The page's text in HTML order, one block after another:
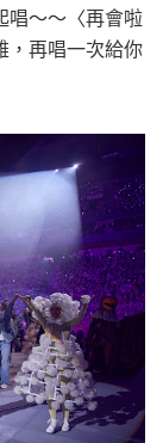
唱～～〈再會啦
，再唱一次給你